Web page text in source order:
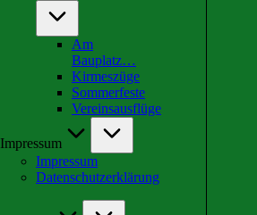
Am
Bauplatz…
Kirmeszüge
Sommerfeste
Vereinsausflüge
Impressum
Impressum
Datenschutzerklärung